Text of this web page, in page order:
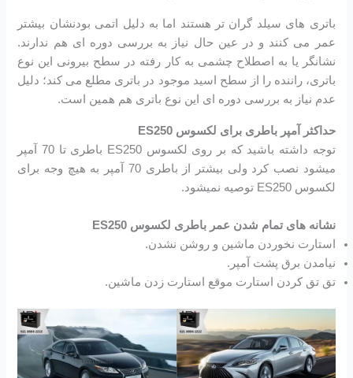
باتری های سیلد گران تر هستند اما به دلیل اتمی بودنشان بیشتر
عمر می کنند و در عین حال نیاز به بررسی دوره ای هم ندارند.
نشانگر یا به اصطلاح چشمی به کار رفته در سطح بیرونی این نوع
باتری، راننده را از سطح اسید موجود در باتری مطلع می کند؛ دلیل
عدم نیاز به بررسی دوره ای این نوع باتری هم همین است.
حداکثر آمپر باطری برای لکسوس ES250
توجه داشته باشید که بر روی لکسوس ES250 باطری تا 70 آمپر
میشود نصب کرد ولی بیشتر از باطری 70 آمپر به هیچ وجه برای
لکسوس ES250 توصیه نمیشود.
نشانه های تمام شدن عمر باطری لکسوس ES250
استارت نخوردن ماشین و روشن نشدن.
نیامدن برق پشت آمپر.
تق تق کردن استارت موقع استارت زدن ماشین.